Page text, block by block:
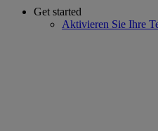
Get started
Aktivieren Sie Ihre